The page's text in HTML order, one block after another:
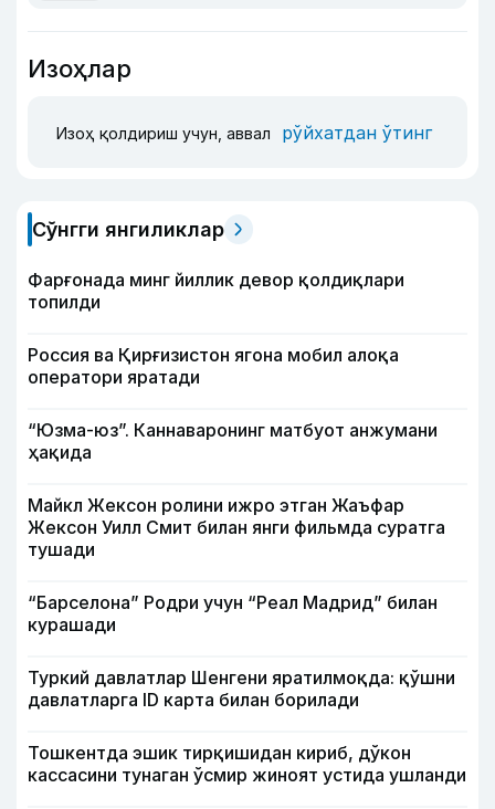
Изоҳлар
Изоҳ қолдириш учун, аввал рўйхатдан ўтинг
Сўнгги янгиликлар
Фарғонада минг йиллик девор қолдиқлари
топилди
Россия ва Қирғизистон ягона мобил алоқа
оператори яратади
“Юзма-юз”. Каннаваронинг матбуот анжумани
ҳақида
Майкл Жексон ролини ижро этган Жаъфар
Жексон Уилл Смит билан янги фильмда суратга
тушади
“Барселона” Родри учун “Реал Мадрид” билан
курашади
Туркий давлатлар Шенгени яратилмоқда: қўшни
давлатларга ID карта билан борилади
Тошкентда эшик тирқишидан кириб, дўкон
кассасини тунаган ўсмир жиноят устида ушланди